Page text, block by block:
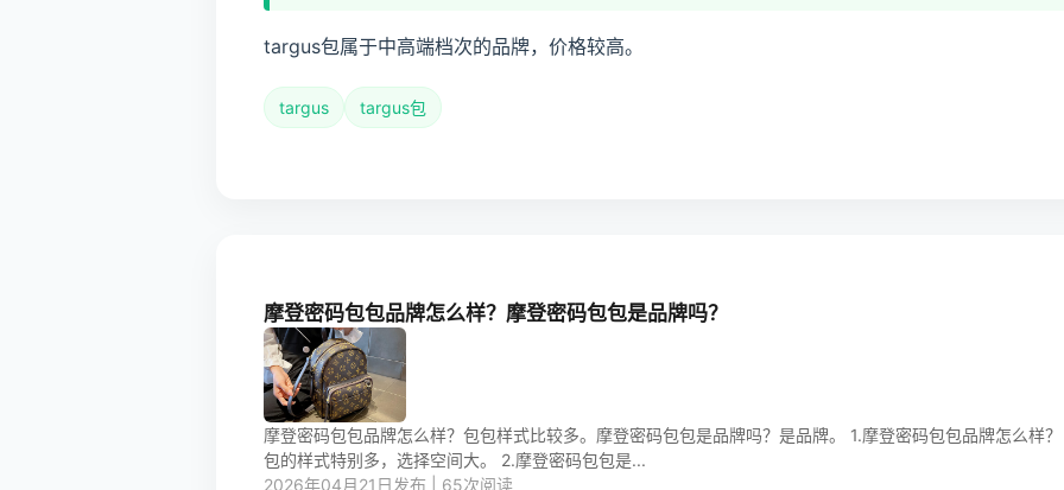
targus包属于中高端档次的品牌，价格较高。
targus targus包
摩登密码包包品牌怎么样？摩登密码包包是品牌吗？
摩登密码包包品牌怎么样？包包样式比较多。摩登密码包包是品牌吗？是品牌。 1.摩登密码包包品牌怎么样
包的样式特别多，选择空间大。 2.摩登密码包包是...
2026年04月21日发布 | 65次阅读